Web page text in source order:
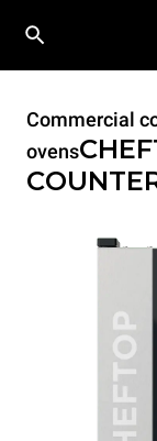
Commercial
ovens